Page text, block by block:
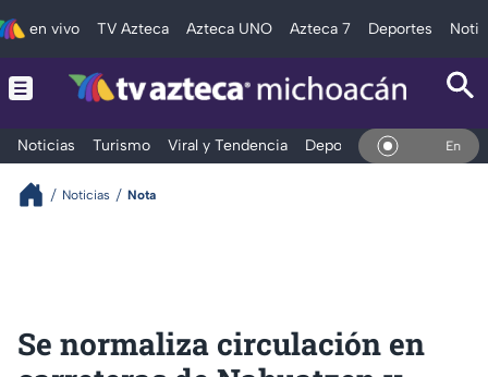
en vivo TV Azteca Azteca UNO Azteca 7 Deportes
Noticias Turismo Viral y Tendencia Deportes Espectáculos
En Vivo
Noticias Nota
Se normaliza circulación en